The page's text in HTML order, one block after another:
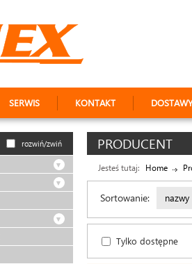
SERWIS KONTAKT DOSTAWY
rozwiń/zwiń PRODUCENT
Jesteś tutaj: Home
Sortowanie: nazwy
Tylko dostępne